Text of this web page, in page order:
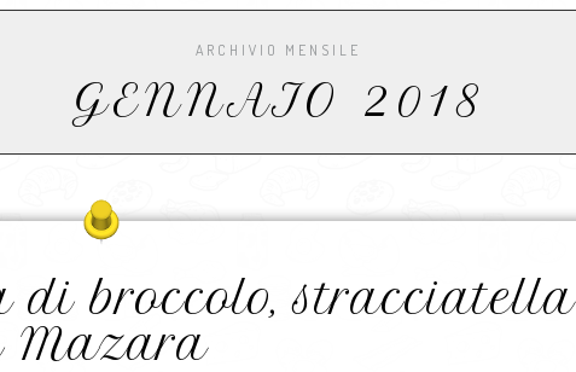
ARCHIVIO MENSILE
GENNAIO 2018
di broccolo, stracciatella
Mazara